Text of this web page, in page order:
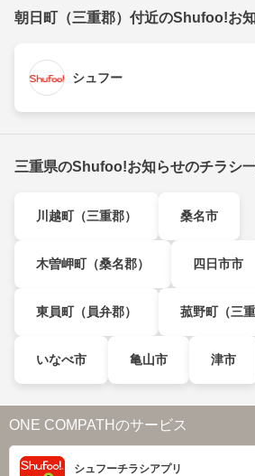
朝日町（三重郡）付近のShufoo!お
シュフー
三重県のShufoo!お知らせのチラシ
川越町（三重郡） 桑名市
木曽岬町（桑名郡） 四日市市
東員町（員弁郡） 菰野町（三重
いなべ市 亀山市 津市
ONE COMPATHのサービス
シュフーチラシアプリ